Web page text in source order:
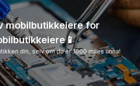
mobilbutikkeiere for
din, selv om du er 1000 miles unna!